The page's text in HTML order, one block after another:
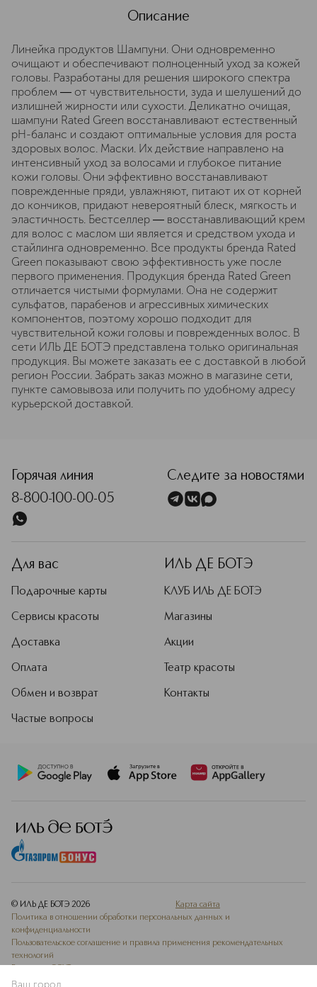
Описание
Линейка продуктов Шампуни. Они одновременно
очищают и обеспечивают полноценный уход за кожей
головы. Разработаны для решения широкого спектра
проблем ― от чувствительности, зуда и шелушений до
излишней жирности или сухости. Деликатно очищая,
шампуни Rated Green восстанавливают естественный
pH-баланс и создают оптимальные условия для роста
здоровых волос. Маски. Их действие направлено на
интенсивный уход за волосами и глубокое питание
кожи головы. Они эффективно восстанавливают
поврежденные пряди, увлажняют, питают их от корней
до кончиков, придают невероятный блеск, мягкость и
эластичность. Бестселлер ― восстанавливающий крем
для волос с маслом ши является и средством ухода и
стайлинга одновременно. Все продукты бренда Rated
Green показывают свою эффективность уже после
первого применения. Продукция бренда Rated Green
отличается чистыми формулами. Она не содержит
сульфатов, парабенов и агрессивных химических
компонентов, поэтому хорошо подходит для
чувствительной кожи головы и поврежденных волос. В
сети ИЛЬ ДЕ БОТЭ представлена только оригинальная
продукция. Вы можете заказать ее с доставкой в любой
регион России. Забрать заказ можно в магазине сети,
пункте самовывоза или получить по удобному адресу
курьерской доставкой.
Горячая линия
8-800-100-00-05
Следите за новостями
Для вас
Подарочные карты
Сервисы красоты
Доставка
Оплата
Обмен и возврат
Частые вопросы
ИЛЬ ДЕ БОТЭ
КЛУБ ИЛЬ ДЕ БОТЭ
Магазины
Акции
Театр красоты
Контакты
© ИЛЬ ДЕ БОТЭ 2026
Карта сайта
Политика в отношении обработки персональных данных и
конфиденциальности
Пользовательское соглашение и правила применения рекомендательных
технологий
Ваш город